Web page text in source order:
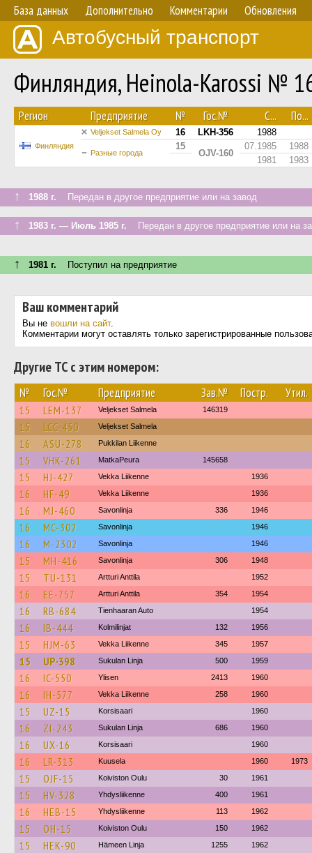
База данных Дополнительно Комментарии Обновления
Автобусный транспорт
Финляндия, Heinola-Karossi №
Регион Предприятие № Гос.№ С... По...
Финляндия
Veljekset Salmela Oy 16 LKH-356 1988
Разные города
15
OJV-160
07.1985 1988
1981 1983
↑ 1988 г. Передан в другое предприятие или на завод
↑ 1983 г. — Июль 1985 г. Передан в другое предприятие или на
↑ 1981 г. Поступил на предприятие
Ваш комментарий
Вы не вошли на сайт.
Комментарии могут оставлять только зарегистрированные
Другие ТС с этим номером:
№ Гос.№ Предприятие Зав.№ Постр. Утил.
15 LEM-137 Veljekset Salmela 146319
15 LCC-450 Veljekset Salmela
16 ASU-278 Pukkilan Liikenne
15 VHK-261 MatkaPeura 145658
15 HJ-427 Vekka Liikenne 1936
16 HF-49 Vekka Liikenne 1936
16 MJ-460 Savonlinja 336 1946
16 MC-302 Savonlinja 1946
16 M-2302 Savonlinja 1946
15 MH-416 Savonlinja 306 1948
15 TU-131 Artturi Anttila 1952
16 EE-757 Artturi Anttila 354 1954
16 RB-684 Tienhaaran Auto 1954
16 IB-444 Kolmilinjat 132 1956
15 HJM-63 Vekka Liikenne 345 1957
15 UP-398 Sukulan Linja 500 1959
16 IC-550 Ylisen 2413 1960
16 IH-577 Vekka Liikenne 258 1960
15 UZ-15 Korsisaari 1960
16 ZI-243 Sukulan Linja 686 1960
16 UX-16 Korsisaari 1960
16 LR-313 Kuusela 1960 1973
15 OJF-15 Koiviston Oulu 30 1961
15 HV-328 Yhdysliikenne 400 1961
16 HEB-15 Yhdysliikenne 113 1962
15 OH-15 Koiviston Oulu 150 1962
15 HEK-90 Hämeen Linja 1255 1962